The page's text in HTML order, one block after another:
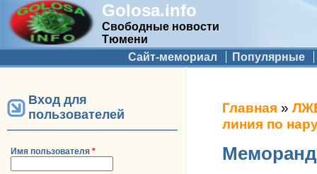
Golosa.info
Свободные новости
Тюмени
Дополнительное меню
Сайт-мемориал Популярные
Вход для
пользователей
Имя пользователя *
Вы здесь
Главная »
линия по